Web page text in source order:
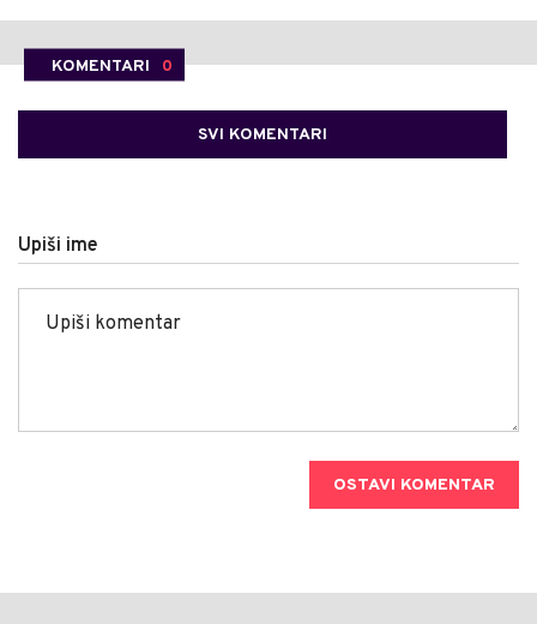
KOMENTARI 0
SVI KOMENTARI
Upiši ime
OSTAVI KOMENTAR